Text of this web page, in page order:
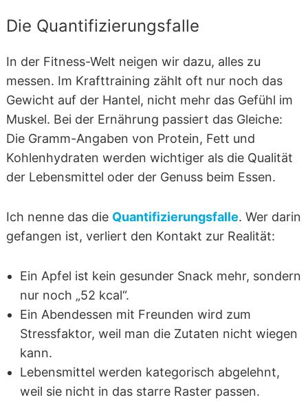
Die Quantifizierungsfalle
In der Fitness-Welt neigen wir dazu, alles zu
messen. Im Krafttraining zählt oft nur noch das
Gewicht auf der Hantel, nicht mehr das Gefühl im
Muskel. Bei der Ernährung passiert das Gleiche:
Die Gramm-Angaben von Protein, Fett und
Kohlenhydraten werden wichtiger als die Qualität
der Lebensmittel oder der Genuss beim Essen.
Ich nenne das die Quantifizierungsfalle. Wer darin
gefangen ist, verliert den Kontakt zur Realität:
Ein Apfel ist kein gesunder Snack mehr, sondern
nur noch „52 kcal“.
Ein Abendessen mit Freunden wird zum
Stressfaktor, weil man die Zutaten nicht wiegen
kann.
Lebensmittel werden kategorisch abgelehnt,
weil sie nicht in das starre Raster passen.